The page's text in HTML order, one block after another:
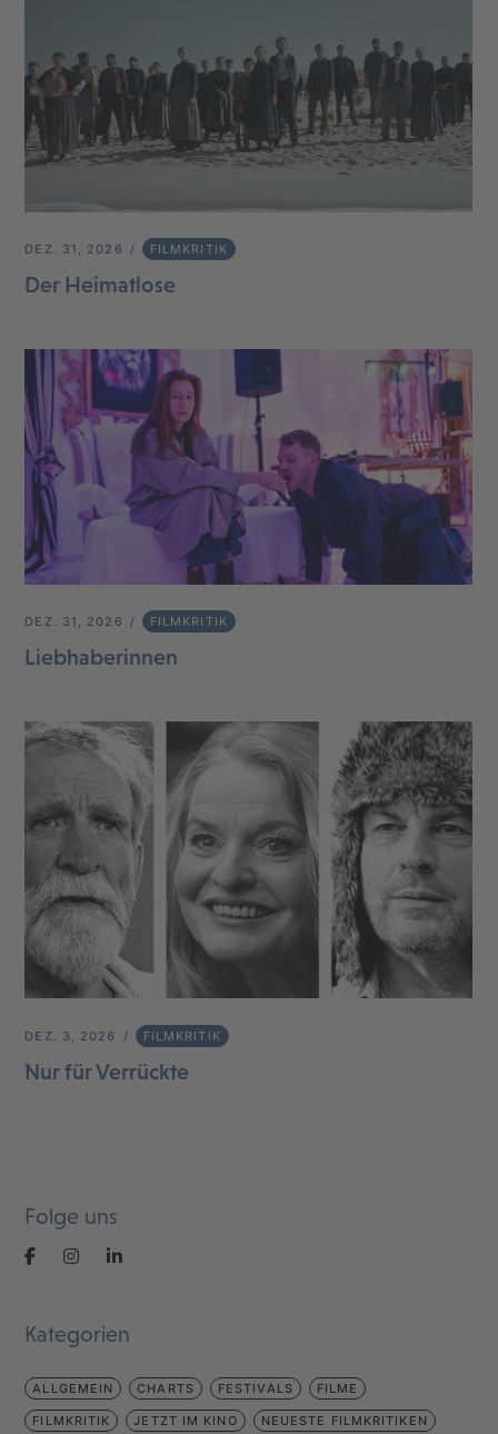
DEZ. 31, 2026 FILMKRITIK
Der Heimatlose
DEZ. 31, 2026 FILMKRITIK
Liebhaberinnen
DEZ. 3, 2026 FILMKRITIK
Nur für Verrückte
Folge uns
Kategorien
ALLGEMEIN CHARTS FESTIVALS FILME
FILMKRITIK JETZT IM KINO NEUESTE FILMKRITIKEN